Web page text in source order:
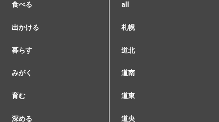
食べる
出かける
暮らす
みがく
育む
深める
all
札幌
道北
道南
道東
道央